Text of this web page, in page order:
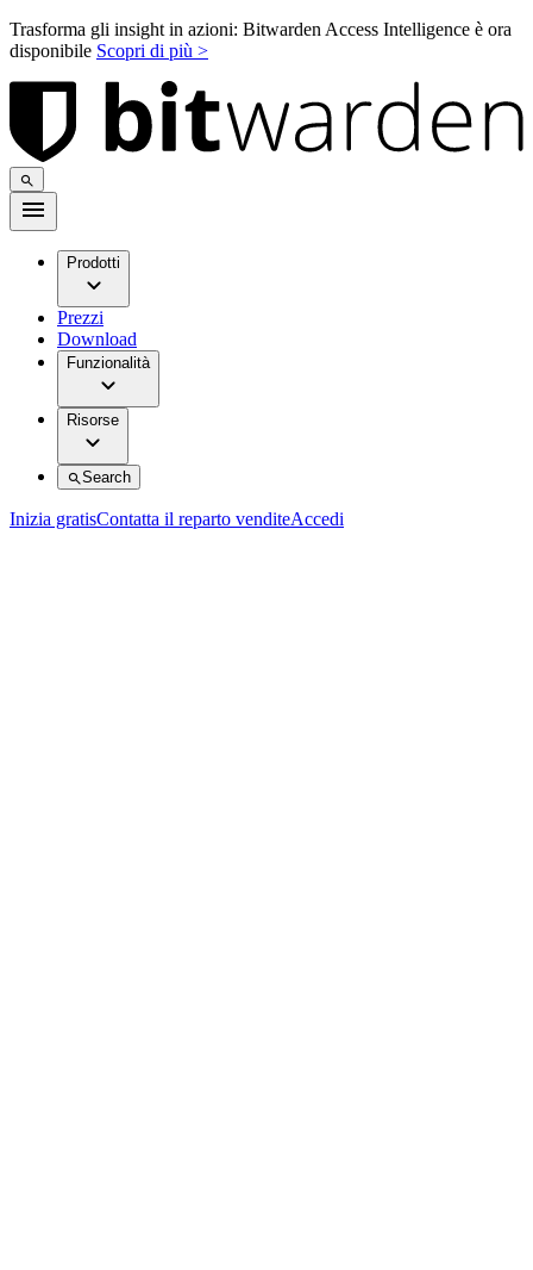
Trasforma gli insight in azioni: Bitwarden Access Intelligence è ora
disponibile Scopri di più >
Prodotti
Prezzi
Download
Funzionalità
Risorse
Search
Inizia gratisContatta il reparto venditeAccedi